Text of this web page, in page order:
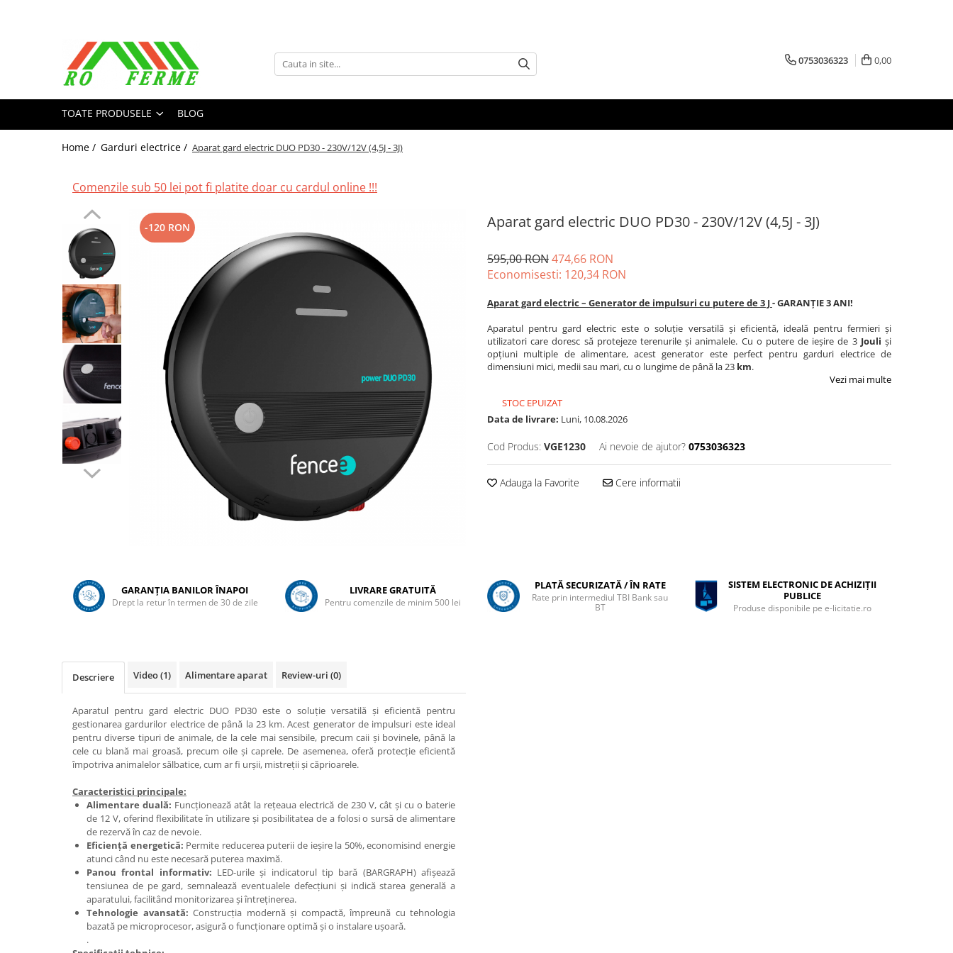
Toate Produsele
Cresterea viteilor
Ingrijire in general
Ingrijirea copitelor
Sanatatea ugerului
Cresterea mieilor
Echipament grajd
Furaje ovine
Echipamente boxe
Ingrijire in general
Echipament grajd
Ingrijire in general
0753036323 0,00
TOATE PRODUSELE BLOG
Home / Garduri electrice / Aparat gard electric DUO PD30 - 230V/12V (4,5J - 3J)
Comenzile sub 50 lei pot fi platite doar cu cardul online !!!
Aparat gard electric DUO PD30 - 230V/12V (4,5J - 3J)
-120 RON
595,00 RON474,66 RON
Economisesti: 120,34 RON
Aparat gard electric – Generator de impulsuri cu putere de 3 J- GARANȚIE 3 ANI!
Aparatul pentru gard electric este o soluție versatilă și eficientă, ideală pentru fermieri și
utilizatori care doresc să protejeze terenurile și animalele. Cu o putere de ieșire de 3Jouli și
opțiuni multiple de alimentare, acest generator este perfect pentru garduri electrice de
dimensiuni mici, medii sau mari, cu o lungime de până la 23 km.
Vezi mai multe
STOC EPUIZAT
Data de livrare: Luni, 10.08.2026
Cod Produs: VGE1230 Ai nevoie de ajutor? 0753036323
Adauga la Favorite Cere informatii
GARANȚIA BANILOR ÎNAPOI
Drept la retur în termen de 30 de zile
LIVRARE GRATUITĂ
Pentru comenzile de minim 500 lei
PLATĂ SECURIZATĂ / ÎN RATE
Rate prin intermediul TBI Bank sau
BT
SISTEM ELECTRONIC DE ACHIZIȚII
PUBLICE
Produse disponibile pe e-licitatie.ro
Descriere Video(1) Alimentare aparat Review-uri (0)
Aparatul pentru gard electric DUO PD30 este o soluție versatilă și eficientă pentru
gestionarea gardurilor electrice de până la 23 km. Acest generator de impulsuri este ideal
pentru diverse tipuri de animale, de la cele mai sensibile, precum caii și bovinele, până la
cele cu blană mai groasă, precum oile și caprele. De asemenea, oferă protecție eficientă
împotriva animalelor sălbatice, cum ar fi urșii, mistreții și căprioarele.
Caracteristici principale:
Alimentare duală: Funcționează atât la rețeaua electrică de 230 V, cât și cu o baterie
de 12 V, oferind flexibilitate în utilizare și posibilitatea de a folosi o sursă de alimentare
de rezervă în caz de nevoie.
Eficiență energetică: Permite reducerea puterii de ieșire la 50%, economisind energie
atunci când nu este necesară puterea maximă.
Panou frontal informativ: LED-urile și indicatorul tip bară (BARGRAPH) afișează
tensiunea de pe gard, semnalează eventualele defecțiuni și indică starea generală a
aparatului, facilitând monitorizarea și întreținerea.
Tehnologie avansată: Construcția modernă și compactă, împreună cu tehnologia
bazată pe microprocesor, asigură o funcționare optimă și o instalare ușoară.
.